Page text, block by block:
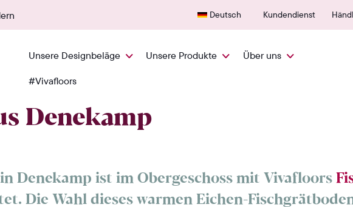
Schnelle Lieferung aus den NL
Deutsch Kundendienst
Unsere Designbeläge Unsere Produkte Über uns
#Vivafloors
Denekamp
Denekamp
Denekamp ist im Obergeschoss mit Vivafloors
Die Wahl dieses warmen Eichen-